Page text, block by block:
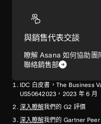
與銷售代表交談
瞭解 Asana 如何協助團
聯絡銷售部
IDC 白皮書，The Business
US50642023，2023 年 6 月
深入瞭解我們的 G2 評價
深入瞭解我們的 Gartner